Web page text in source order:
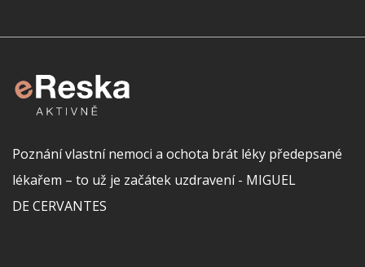
Poznání vlastní nemoci a ochota brát léky předepsané
lékařem – to už je začátek uzdravení - MIGUEL
DE CERVANTES